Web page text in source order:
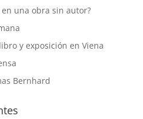
una obra sin autor?
y exposición en Viena
Bernhard